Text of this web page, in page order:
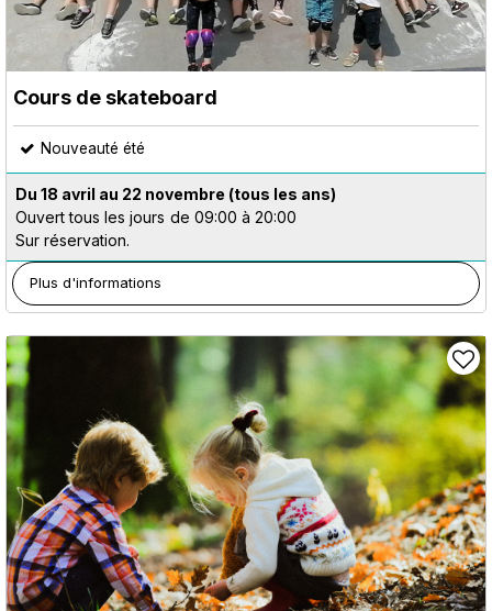
Cours de skateboard
Nouveauté été
Du 18 avril au 22 novembre (tous les ans)
Ouvert tous les jours de 09:00 à 20:00
Sur réservation.
Plus d'informations